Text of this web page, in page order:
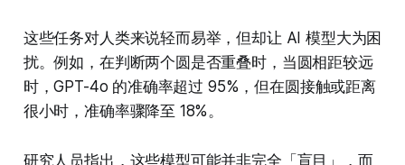
这些任务对人类来说轻而易举，但却让 AI 模型大为困
扰。例如，在判断两个圆是否重叠时，当圆相距较远
时，GPT-4o 的准确率超过 95%，但在圆接触或距离
很小时，准确率骤降至 18%。
研究人员指出，这些模型可能并非完全「盲目」，而